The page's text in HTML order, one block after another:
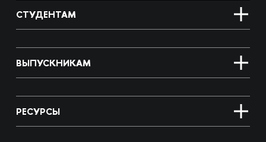
СТУДЕНТАМ
ВЫПУСКНИКАМ
РЕСУРСЫ